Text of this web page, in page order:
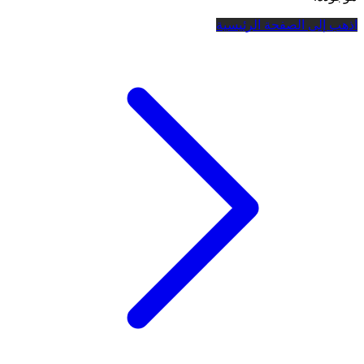
اذهب إلى الصفحة الرئيسية